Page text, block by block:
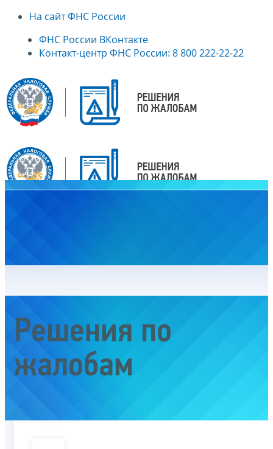
На сайт ФНС России
ФНС России ВКонтакте
Контакт-центр ФНС России: 8 800 222-22-22
Решения по
жалобам